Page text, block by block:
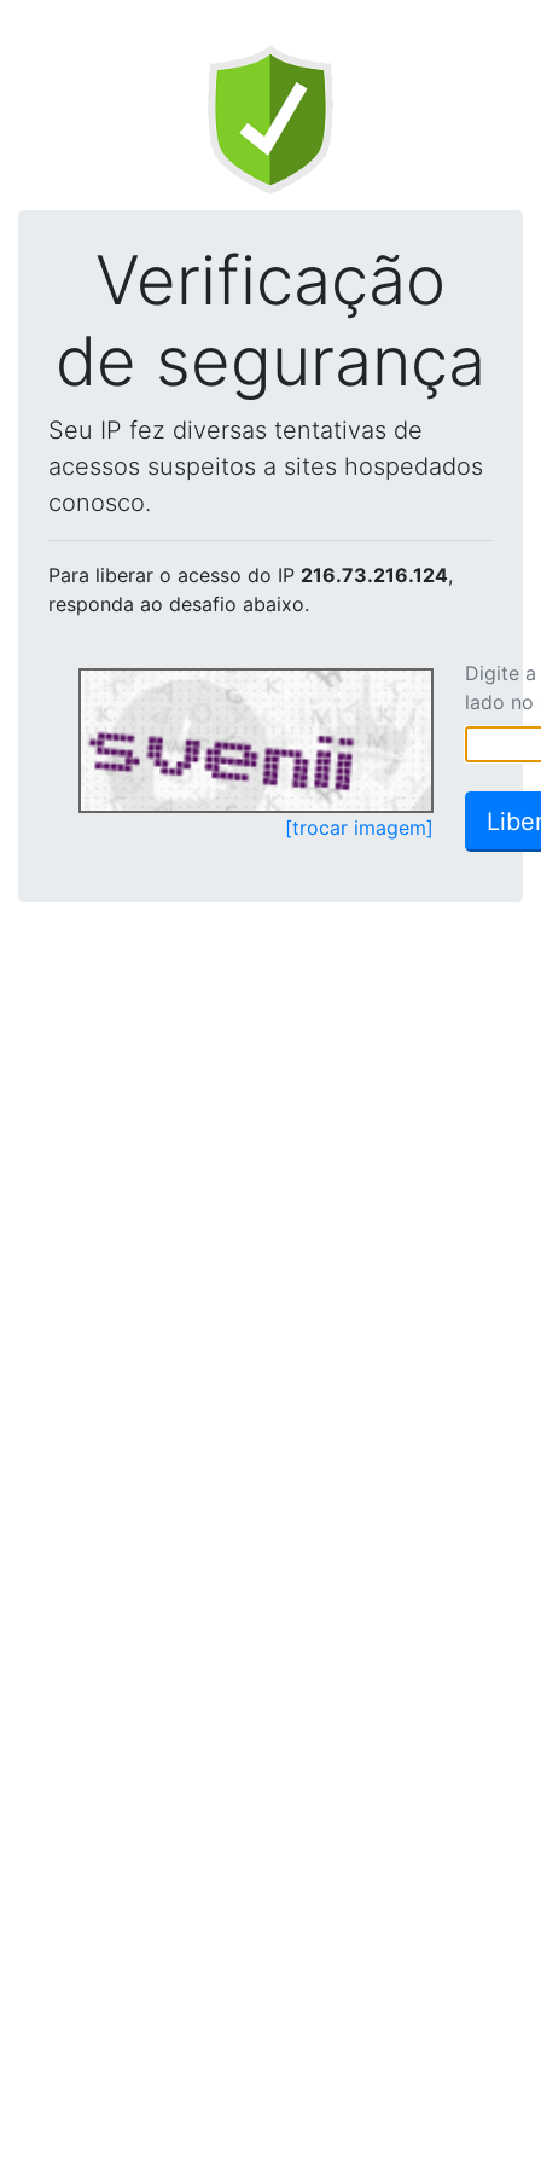
Verificação
de segurança
Seu IP fez diversas tentativas de
acessos suspeitos a sites hospedados
conosco.
Para liberar o acesso do IP 216.73.216.124,
responda ao desafio abaixo.
[trocar imagem]
Digite
lado no